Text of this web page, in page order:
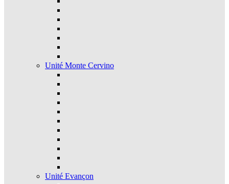
Unité Monte Cervino
Unité Evançon